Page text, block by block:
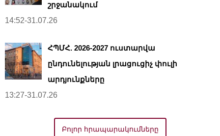
շրջանակում
14:52-31.07.26
ՀՊՄՀ. 2026-2027 ուստարվա
ընդունելության լրացուցիչ փուլի
արդյունքները
13:27-31.07.26
Բոլոր հրապարակումները